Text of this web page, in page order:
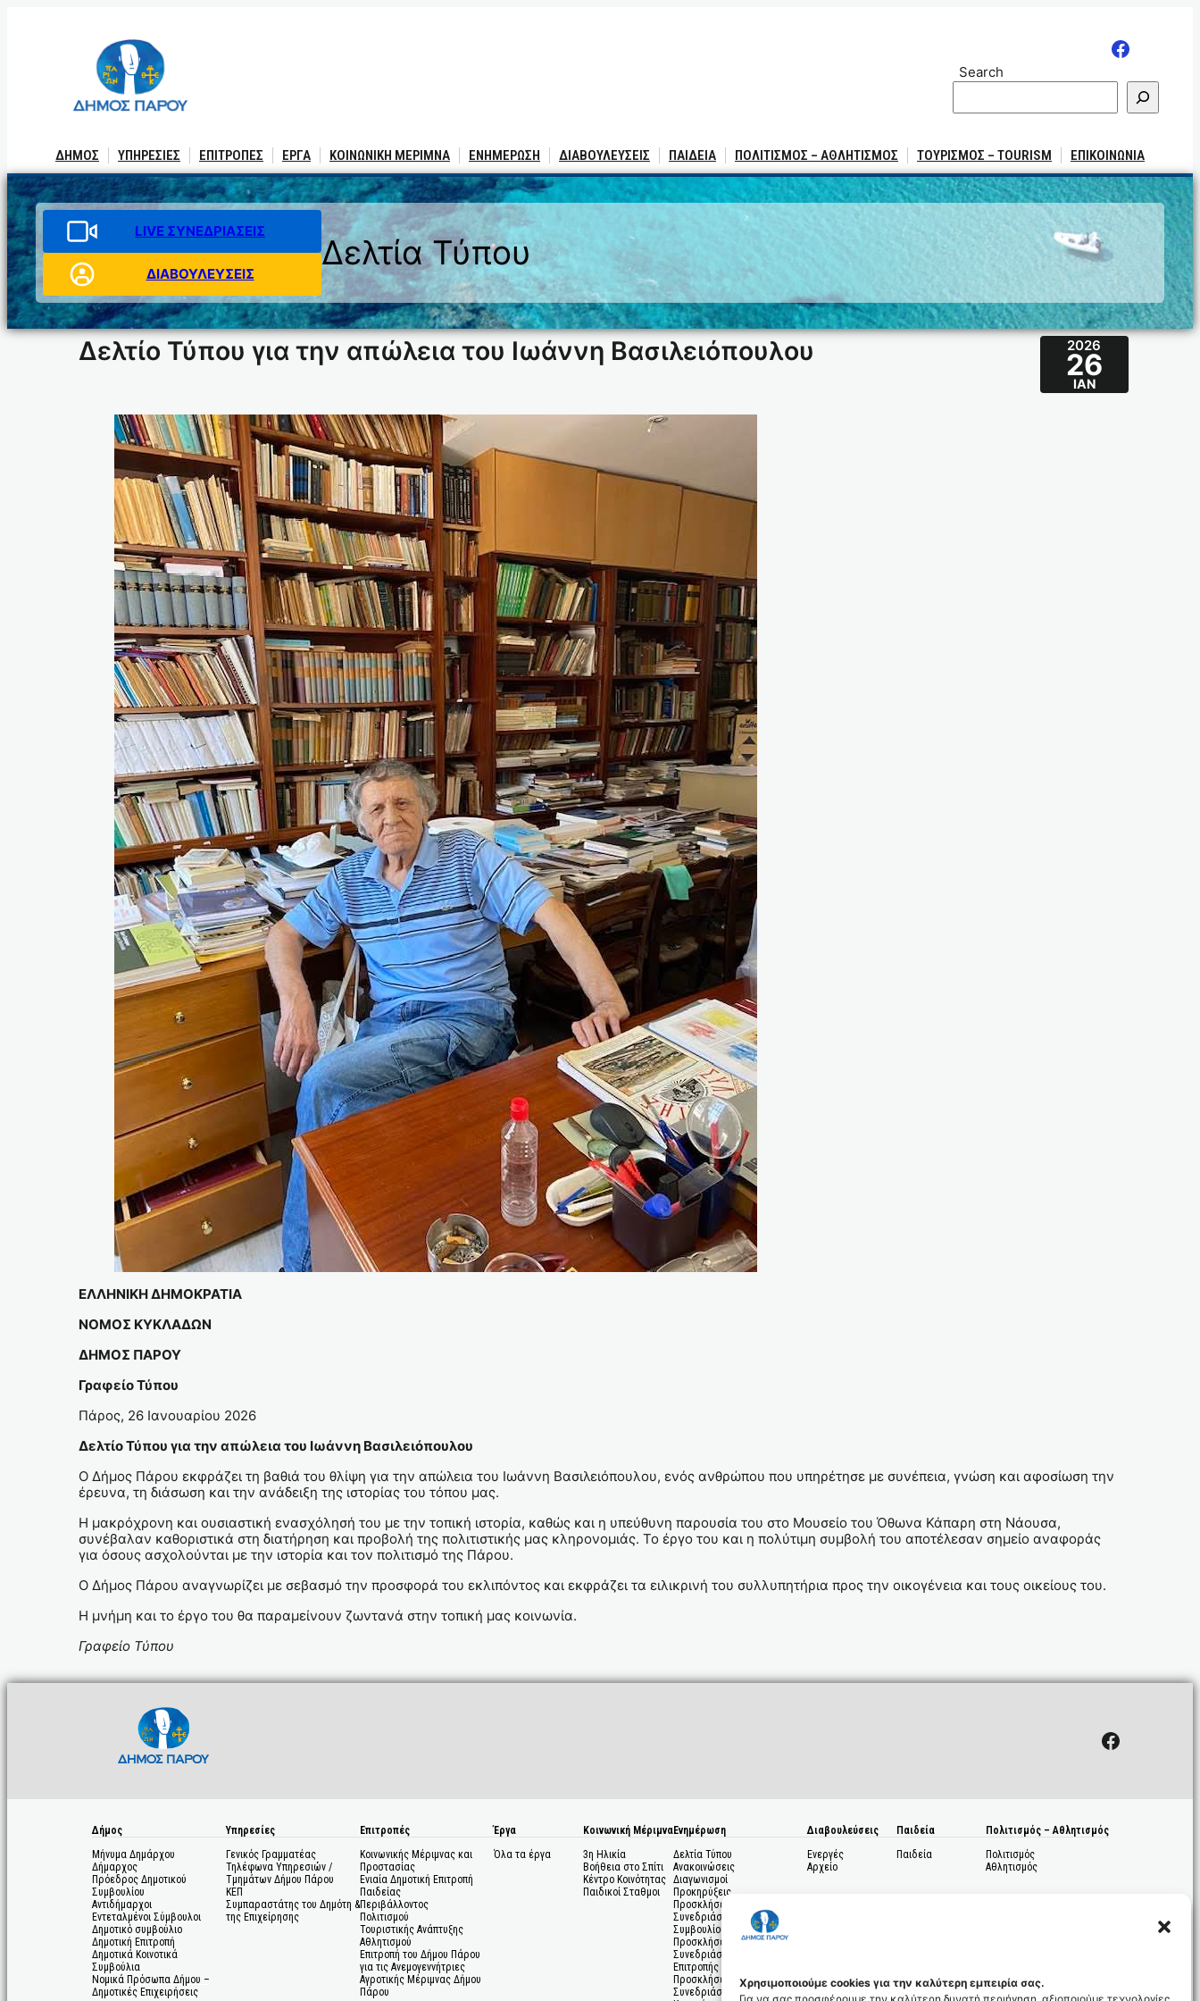
Χρησιμοποιούμε cookies για την καλύτερη εμπειρία σας.
Search
ΔΗΜΟΣ ΥΠΗΡΕΣΙΕΣ ΕΠΙΤΡΟΠΕΣ ΕΡΓΑ ΚΟΙΝΩΝΙΚΗ ΜΕΡΙΜΝΑ ΕΝΗΜΕΡΩΣΗ ΔΙΑΒΟΥΛΕΥΣΕΙΣ ΠΑΙΔΕΙΑ ΠΟΛΙΤΙΣΜΟΣ – ΑΘΛΗΤΙΣΜΟΣ ΤΟΥΡΙΣΜΟΣ – TOURISM ΕΠΙΚΟΙΝΩΝΙΑ
LIVE ΣΥΝΕΔΡΙΑΣΕΙΣ
ΔΙΑΒΟΥΛΕΥΣΕΙΣ
Δελτία Τύπου
Δελτίο Τύπου για την απώλεια του Ιωάννη Βασιλειόπουλου 2026
26
ΙΑΝ
ΕΛΛΗΝΙΚΗ ΔΗΜΟΚΡΑΤΙΑ
ΝΟΜΟΣ ΚΥΚΛΑΔΩΝ
ΔΗΜΟΣ ΠΑΡΟΥ
Γραφείο Τύπου
Πάρος, 26 Ιανουαρίου 2026
Δελτίο Τύπου για την απώλεια του Ιωάννη Βασιλειόπουλου
Ο Δήμος Πάρου εκφράζει τη βαθιά του θλίψη για την απώλεια του Ιωάννη Βασιλειόπουλου, ενός ανθρώπου που υπηρέτησε με συνέπεια, γνώση και αφοσίωση την
έρευνα, τη διάσωση και την ανάδειξη της ιστορίας του τόπου μας.
Η μακρόχρονη και ουσιαστική ενασχόλησή του με την τοπική ιστορία, καθώς και η υπεύθυνη παρουσία του στο Μουσείο του Όθωνα Κάπαρη στη Νάουσα,
συνέβαλαν καθοριστικά στη διατήρηση και προβολή της πολιτιστικής μας κληρονομιάς. Το έργο του και η πολύτιμη συμβολή του αποτέλεσαν σημείο αναφοράς
για όσους ασχολούνται με την ιστορία και τον πολιτισμό της Πάρου.
Ο Δήμος Πάρου αναγνωρίζει με σεβασμό την προσφορά του εκλιπόντος και εκφράζει τα ειλικρινή του συλλυπητήρια προς την οικογένεια και τους οικείους του.
Η μνήμη και το έργο του θα παραμείνουν ζωντανά στην τοπική μας κοινωνία.
Γραφείο Τύπου
Facebook
Δήμος
Μήνυμα Δημάρχου
Δήμαρχος
Πρόεδρος Δημοτικού
Συμβουλίου
Αντιδήμαρχοι
Εντεταλμένοι Σύμβουλοι
Δημοτικό συμβούλιο
Δημοτική Επιτροπή
Δημοτικά Κοινοτικά
Συμβούλια
Νομικά Πρόσωπα Δήμου –
Δημοτικές Επιχειρήσεις
Υπηρεσίες
Γενικός Γραμματέας
Τηλέφωνα Υπηρεσιών /
Τμημάτων Δήμου Πάρου
ΚΕΠ
Συμπαραστάτης του Δημότη &
της Επιχείρησης
Επιτροπές
Κοινωνικής Μέριμνας και
Προστασίας
Ενιαία Δημοτική Επιτροπή
Παιδείας
Περιβάλλοντος
Πολιτισμού
Τουριστικής Ανάπτυξης
Αθλητισμού
Επιτροπή του Δήμου Πάρου
για τις Ανεμογεννήτριες
Αγροτικής Μέριμνας Δήμου
Πάρου
Έργα
Όλα τα έργα
Κοινωνική Μέριμνα
3η Ηλικία
Βοήθεια στο Σπίτι
Κέντρο Κοινότητας
Παιδικοί Σταθμοι
Ενημέρωση
Δελτία Τύπου
Ανακοινώσεις
Διαγωνισμοί
Προκηρύξεις
Προσκλήσεις σε
Συνεδριάσεις Δημοτικού
Συμβουλίου
Προσκλήσεις σε
Συνεδριάσεις Δημοτικής
Επιτροπής
Προσκλήσεις σε
Συνεδριάσεις Δημοτικών
Διαβουλεύσεις
Ενεργές
Αρχείο
Παιδεία
Παιδεία
Πολιτισμός – Αθλητισμός
Πολιτισμός
Αθλητισμός